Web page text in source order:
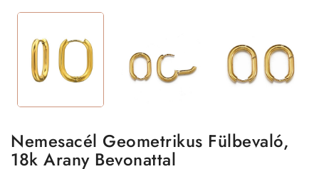
Nemesacél Geometrikus Fülbevaló,
18k Arany Bevonattal